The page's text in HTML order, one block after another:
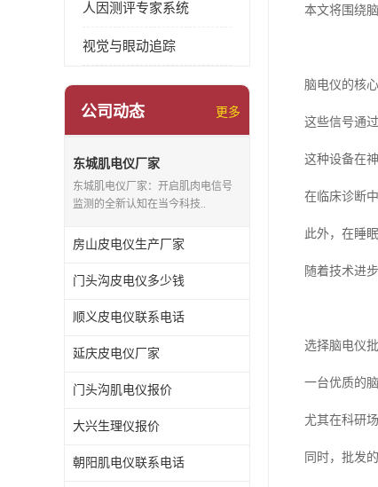
人因测评专家系统
视觉与眼动追踪
公司动态 更多
东城肌电仪厂家
东城肌电仪厂家：开启肌肉电信号
监测的全新认知在当今科技..
房山皮电仪生产厂家
门头沟皮电仪多少钱
顺义皮电仪联系电话
延庆皮电仪厂家
门头沟肌电仪报价
大兴生理仪报价
朝阳肌电仪联系电话
本文将围绕
脑电仪的核
这些信号通
这种设备在
在临床诊断
此外，在睡
随着技术进
选择脑电仪
一台优质的
尤其在科研
同时，批发